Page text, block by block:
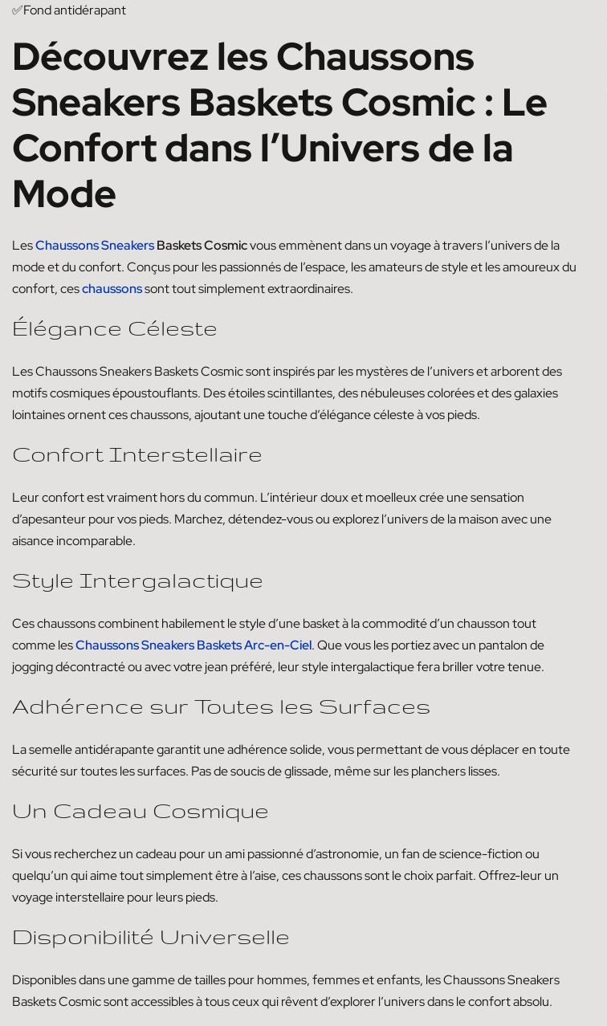
✅Fond antidérapant
Découvrez les Chaussons
Sneakers Baskets Cosmic : Le
Confort dans l’Univers de la
Mode
LesChaussons SneakersBaskets Cosmicvous emmènent dans un voyage à travers l’univers de la
mode et du confort. Conçus pour les passionnés de l’espace, les amateurs de style et les amoureux du
confort, ceschaussonssont tout simplement extraordinaires.
Élégance Céleste
Les Chaussons Sneakers Baskets Cosmic sont inspirés par les mystères de l’univers et arborent des
motifs cosmiques époustouflants. Des étoiles scintillantes, des nébuleuses colorées et des galaxies
lointaines ornent ces chaussons, ajoutant une touche d’élégance céleste à vos pieds.
Confort Interstellaire
Leur confort est vraiment hors du commun. L’intérieur doux et moelleux crée une sensation
d’apesanteur pour vos pieds. Marchez, détendez-vous ou explorez l’univers de la maison avec une
aisance incomparable.
Style Intergalactique
Ces chaussons combinent habilement le style d’une basket à la commodité d’un chausson tout
comme lesChaussons Sneakers Baskets Arc-en-Ciel. Que vous les portiez avec un pantalon de
jogging décontracté ou avec votre jean préféré, leur style intergalactique fera briller votre tenue.
Adhérence sur Toutes les Surfaces
La semelle antidérapante garantit une adhérence solide, vous permettant de vous déplacer en toute
sécurité sur toutes les surfaces. Pas de soucis de glissade, même sur les planchers lisses.
Un Cadeau Cosmique
Si vous recherchez un cadeau pour un ami passionné d’astronomie, un fan de science-fiction ou
quelqu’un qui aime tout simplement être à l’aise, ces chaussons sont le choix parfait. Offrez-leur un
voyage interstellaire pour leurs pieds.
Disponibilité Universelle
Disponibles dans une gamme de tailles pour hommes, femmes et enfants, les Chaussons Sneakers
Baskets Cosmic sont accessibles à tous ceux qui rêvent d’explorer l’univers dans le confort absolu.